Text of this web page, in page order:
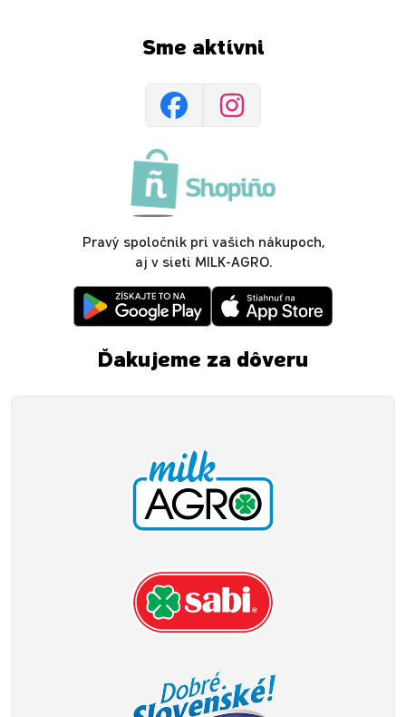
Sme aktívni
Pravý spoločník pri vašich nákupoch,
aj v sieti MILK-AGRO.
Ďakujeme za dôveru